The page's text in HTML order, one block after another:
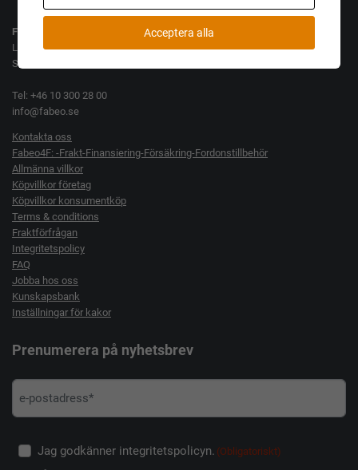
Fabeo AB
Lamellgatan 10
SE-261 35 Landskrona
Tel: +46 10 300 28 00
info@fabeo.se
Kontakta oss
Fabeo4F: -Frakt-Finansiering-Försäkring-Fordonstillbehör
Allmänna villkor
Köpvillkor företag
Köpvillkor konsumentköp
Terms & conditions
Fraktförfrågan
Integritetspolicy
FAQ
Jobba hos oss
Kunskapsbank
Inställningar för kakor
Prenumerera på nyhetsbrev
Jag godkänner integritetspolicyn. (Obligatoriskt)
Acceptera alla